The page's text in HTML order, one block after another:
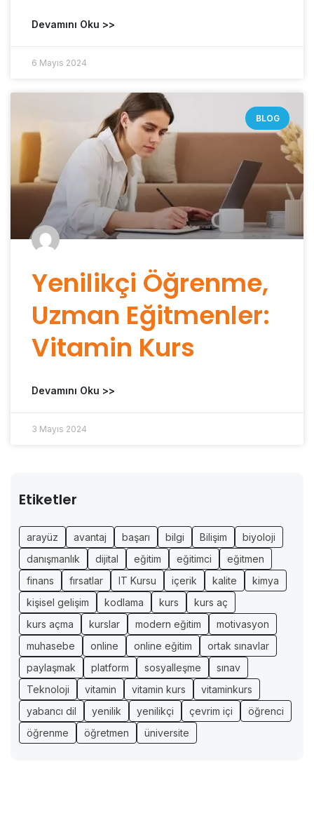
Devamını Oku >>
6 Mayıs 2024
BLOG
Yenilikçi Öğrenme,
Uzman Eğitmenler:
Vitamin Kurs
Devamını Oku >>
3 Mayıs 2024
Etiketler
arayüz avantaj başarı bilgi Bilişim
biyoloji
danışmanlık
dijital eğitim eğitimci
eğitmen
finans
fırsatlar IT Kursu içerik kalite
kimya
kişisel gelişim
kodlama kurs
kurs aç
kurs açma
kurslar modern eğitim
motivasyon
muhasebe
online online eğitim
ortak sınavlar
paylaşmak
platform sosyalleşme
sınav
Teknoloji
vitamin vitamin kurs
vitaminkurs
yabancı dil
yenilik yenilikçi çevrim içi
öğrenci
öğrenme
öğretmen üniversite